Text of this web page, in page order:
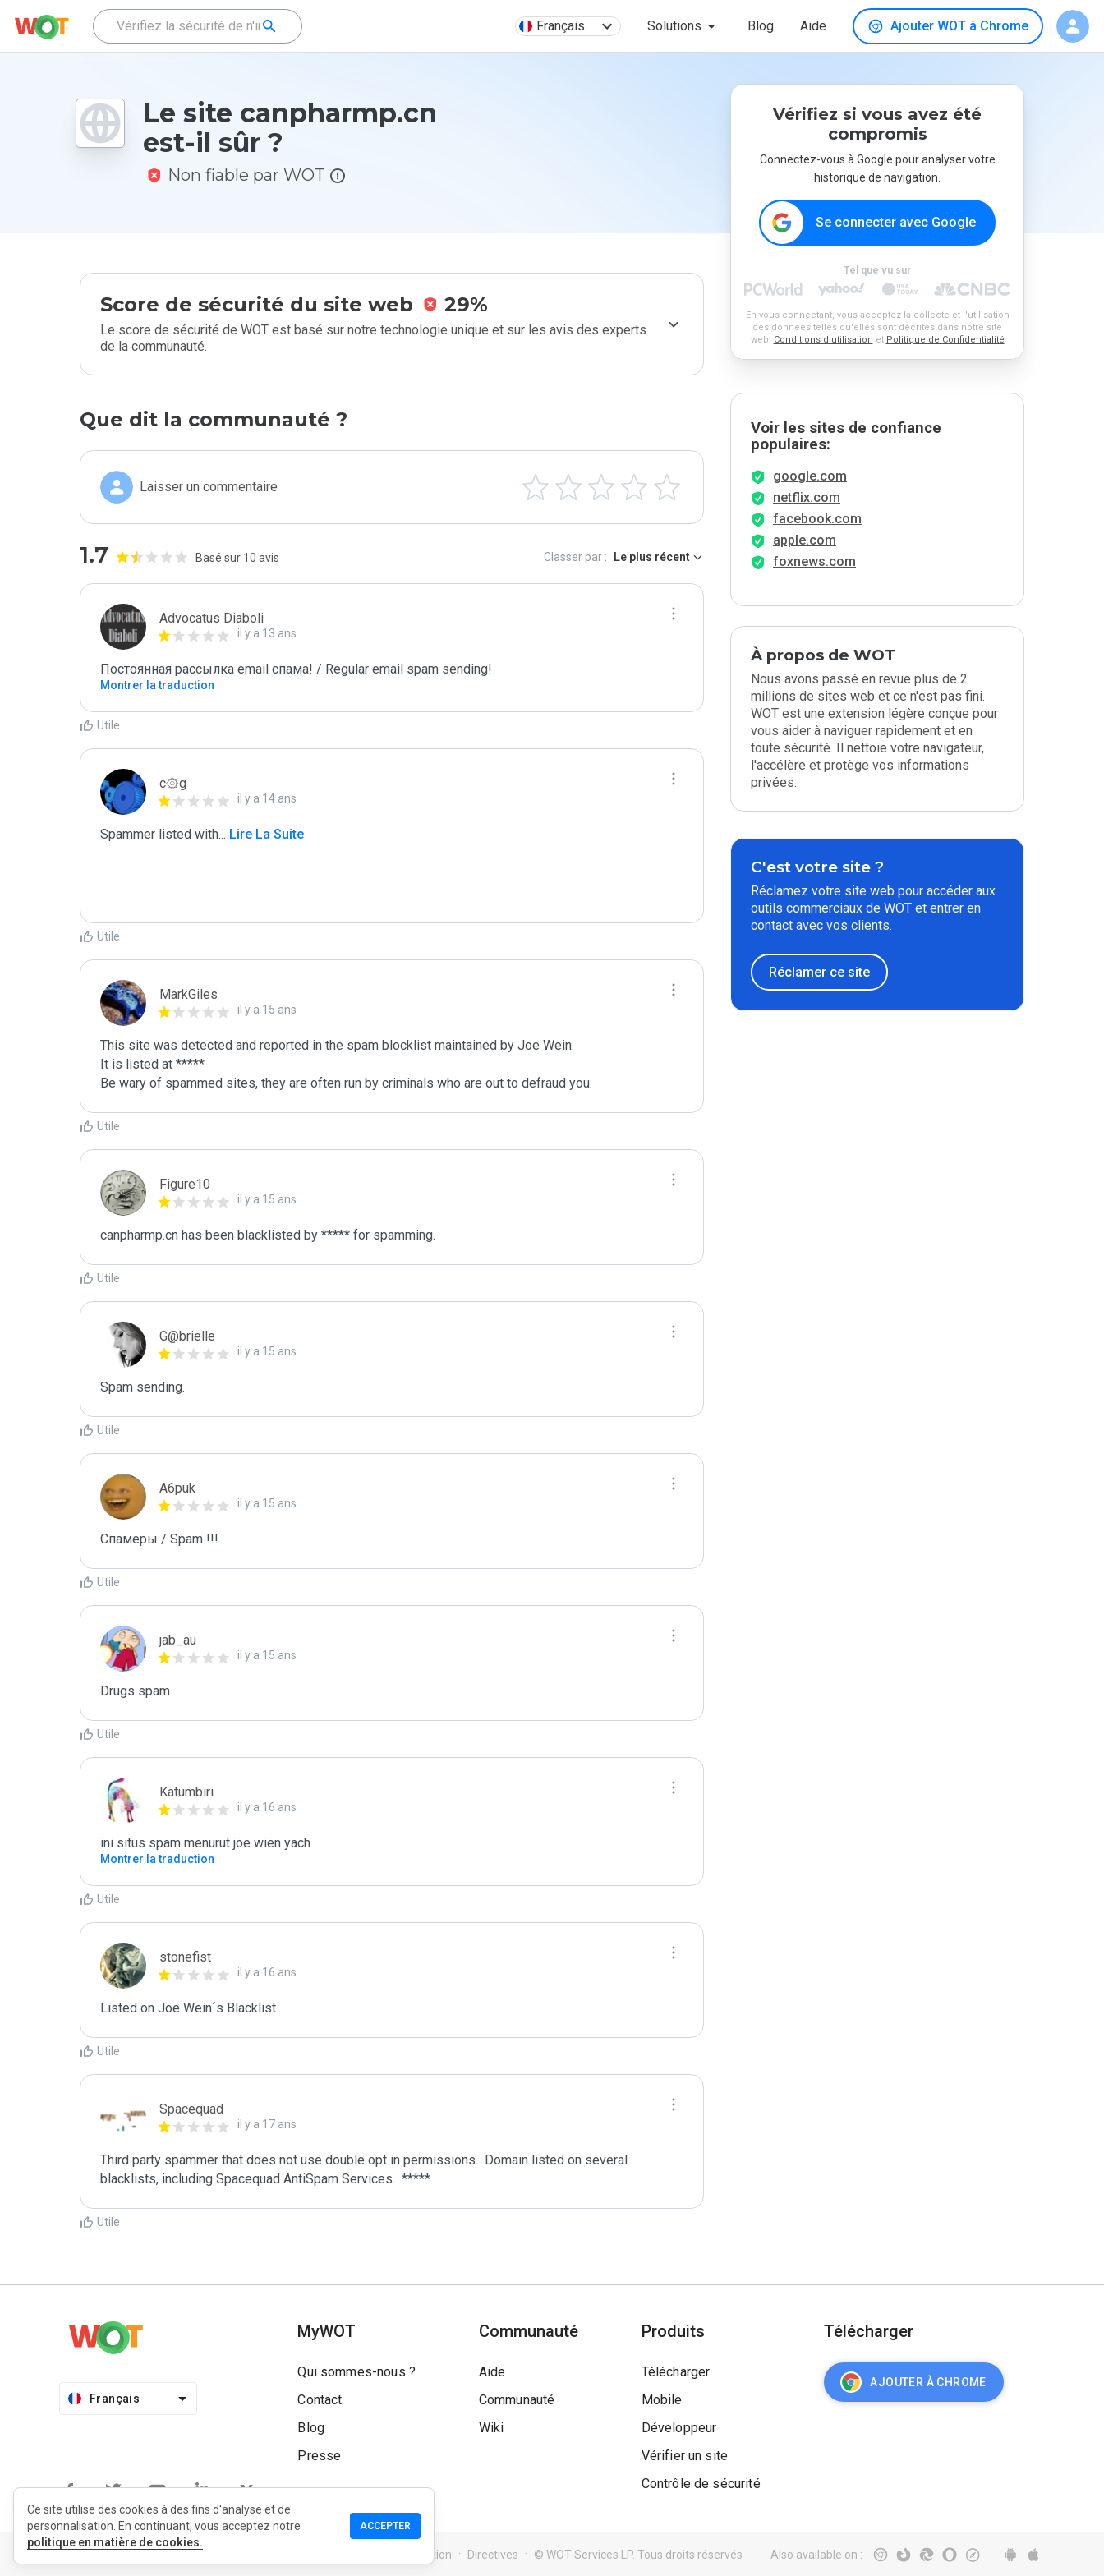
Français Solutions Blog Aide Ajouter WOT à Chrome
Le site canpharmp.cn
est-il sûr ?
Non fiable par WOT
Score de sécurité du site web 29%
Le score de sécurité de WOT est basé sur notre technologie unique et sur les avis des experts
de la communauté.
Que dit la communauté ?
Laisser un commentaire
1.7 Basé sur 10 avis Classer par : Le plus récent
Advocatus Diaboli
il y a 13 ans
Постоянная рассылка email спама! / Regular email spam sending!
Montrer la traduction
Utile
c۞g
il y a 14 ans
Spammer listed with... Lire La Suite
Utile
MarkGiles
il y a 15 ans
This site was detected and reported in the spam blocklist maintained by Joe Wein.
It is listed at *****
Be wary of spammed sites, they are often run by criminals who are out to defraud you.
Utile
Figure10
il y a 15 ans
canpharmp.cn has been blacklisted by ***** for spamming.
Utile
G@brielle
il y a 15 ans
Spam sending.
Utile
A6puk
il y a 15 ans
Спамеры / Spam !!!
Utile
jab_au
il y a 15 ans
Drugs spam
Utile
Katumbiri
il y a 16 ans
ini situs spam menurut joe wien yach
Montrer la traduction
Utile
stonefist
il y a 16 ans
Listed on Joe Wein´s Blacklist
Utile
Spacequad
il y a 17 ans
Third party spammer that does not use double opt in permissions.  Domain listed on several
Utile
Vérifiez si vous avez été
compromis
Connectez-vous à Google pour analyser votre
historique de navigation.
Se connecter avec Google
Tel que vu sur
En vous connectant, vous acceptez la collecte et l'utilisation
des données telles qu'elles sont décrites dans notre site
web. Conditions d'utilisation et Politique de Confidentialité
Voir les sites de confiance
populaires:
google.com
netflix.com
facebook.com
apple.com
foxnews.com
À propos de WOT
Nous avons passé en revue plus de 2
millions de sites web et ce n'est pas fini.
WOT est une extension légère conçue pour
vous aider à naviguer rapidement et en
toute sécurité. Il nettoie votre navigateur,
l'accélère et protège vos informations
privées.
C'est votre site ?
Réclamez votre site web pour accéder aux
outils commerciaux de WOT et entrer en
contact avec vos clients.
Réclamer ce site
Français
MyWOT
Qui sommes-nous ?
Contact
Blog
Presse
Communauté
Aide
Communauté
Wiki
Produits
Télécharger
Mobile
Développeur
Vérifier un site
Contrôle de sécurité
Télécharger
AJOUTER À CHROME
Conditions d'utilisation Directives © WOT Services LP. Tous droits réservés Also available on :
Ce site utilise des cookies à des fins d'analyse et de
personnalisation. En continuant, vous acceptez notre
politique en matière de cookies.
ACCEPTER